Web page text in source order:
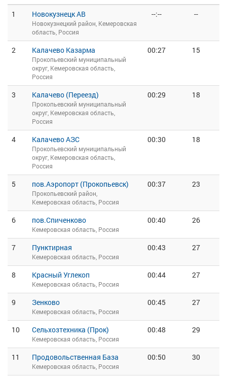
1
Новокузнецк АВ
Новокузнецкий район, Кемеровская
область, Россия
--:-- --
2 Калачево Казарма
Прокопьевский муниципальный
округ, Кемеровская область,
Россия
00:27 15
3 Калачево (Переезд)
Прокопьевский муниципальный
округ, Кемеровская область,
Россия
00:29 18
4 Калачево АЗС
Прокопьевский муниципальный
округ, Кемеровская область,
Россия
00:30 18
5 пов.Аэропорт (Прокопьевск)
Прокопьевский район,
Кемеровская область, Россия
00:37 23
6 пов.Спиченково
Кемеровская область, Россия
00:40 26
7 Пунктирная
Кемеровская область, Россия
00:43 27
8 Красный Углекоп
Кемеровская область, Россия
00:44 27
9 Зенково
Кемеровская область, Россия
00:45 27
10 Сельхозтехника (Прок)
Кемеровская область, Россия
00:48 29
11 Продовольственная База
Кемеровская область, Россия
00:50 30